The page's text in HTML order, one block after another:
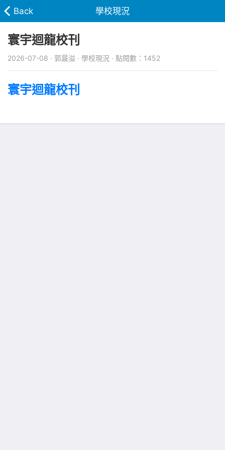
Back 學校現況
寰宇迴龍校刊
2026-07-08 · 郭晸溢 · 學校現況 · 點閱數：1452
寰宇迴龍校刊